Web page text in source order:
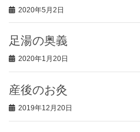
2020年5月2日
足湯の奥義
2020年1月20日
産後のお灸
2019年12月20日